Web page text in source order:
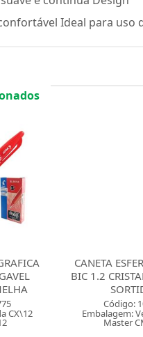
Ideal para uso
CX\12
CANETA
BIC 1.2
Código:
Embalagem:
Master